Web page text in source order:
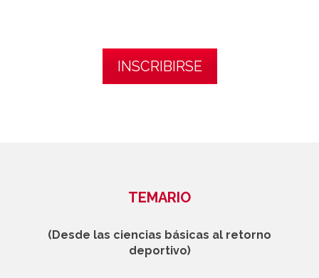
INSCRIBIRSE
TEMARIO
(Desde las ciencias básicas al retorno
deportivo)